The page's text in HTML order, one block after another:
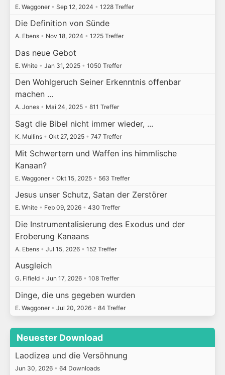
E. Waggoner • Sep 12, 2024 • 1228 Treffer
Die Definition von Sünde
A. Ebens • Nov 18, 2024 • 1225 Treffer
Das neue Gebot
E. White • Jan 31, 2025 • 1050 Treffer
Den Wohlgeruch Seiner Erkenntnis offenbar
machen ...
A. Jones • Mai 24, 2025 • 811 Treffer
Sagt die Bibel nicht immer wieder, ...
K. Mullins • Okt 27, 2025 • 747 Treffer
Mit Schwertern und Waffen ins himmlische
Kanaan?
E. Waggoner • Okt 15, 2025 • 563 Treffer
Jesus unser Schutz, Satan der Zerstörer
E. White • Feb 09, 2026 • 430 Treffer
Die Instrumentalisierung des Exodus und der
Eroberung Kanaans
A. Ebens • Jul 15, 2026 • 152 Treffer
Ausgleich
G. Fifield • Jun 17, 2026 • 108 Treffer
Dinge, die uns gegeben wurden
E. Waggoner • Jul 20, 2026 • 84 Treffer
Neuester Download
Laodizea und die Versöhnung
Jun 30, 2026 • 64 Downloads